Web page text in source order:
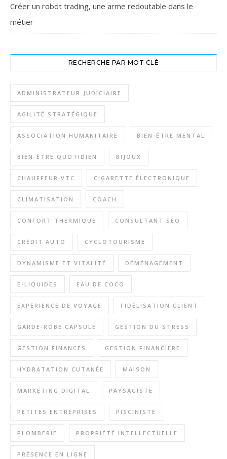
Créer un robot trading, une arme redoutable dans le
métier
RECHERCHE PAR MOT CLÉ
ADMINISTRATEUR JUDICIAIRE
AGILITÉ STRATÉGIQUE
ASSOCIATION HUMANITAIRE BIEN-ÊTRE MENTAL
BIEN-ÊTRE QUOTIDIEN BIJOUX
CHAUFFEUR VTC CIGARETTE ÉLECTRONIQUE
CLIMATISATION COACH
CONFORT THERMIQUE CONSULTANT SEO
CRÉDIT AUTO CYCLOTOURISME
DYNAMISME ET VITALITÉ DÉMÉNAGEMENT
E-LIQUIDES EAU DE COCO
EXPÉRIENCE DE VOYAGE FIDÉLISATION CLIENT
GARDE-ROBE CAPSULE GESTION DU STRESS
GESTION FINANCES GESTION FINANCIERE
HYDRATATION CUTANÉE MAISON
MARKETING DIGITAL PAYSAGISTE
PETITES ENTREPRISES PISCINISTE
PLOMBERIE PROPRIÉTÉ INTELLECTUELLE
PRÉSENCE EN LIGNE